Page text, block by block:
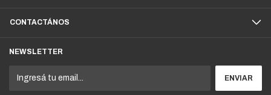
CONTACTÁNOS
NEWSLETTER